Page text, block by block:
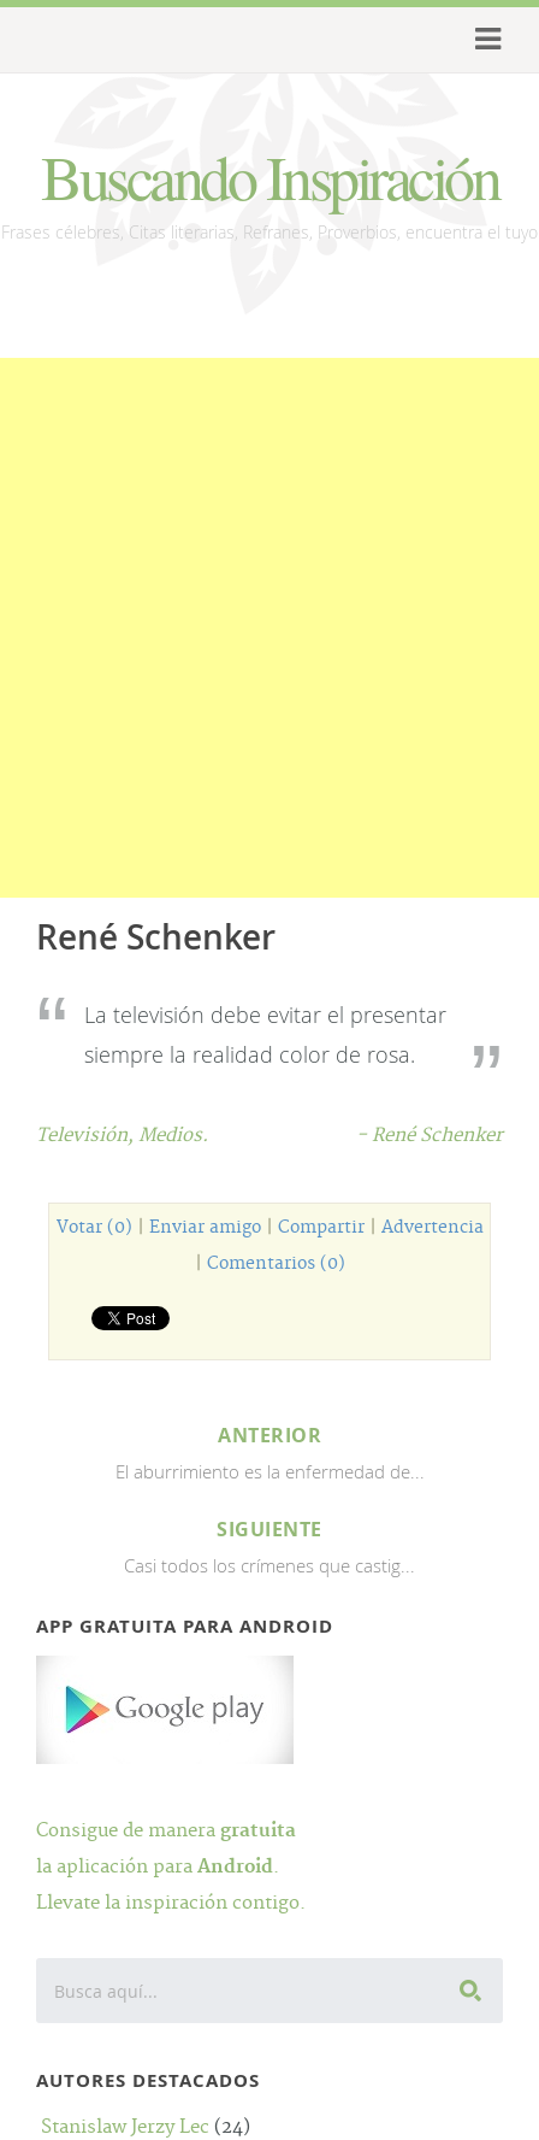
Buscando Inspiración
Frases célebres, Citas literarias, Refranes, Proverbios, encuentra el tuyo
René Schenker
La televisión debe evitar el presentar
siempre la realidad color de rosa.
Televisión, Medios. - René Schenker
Votar (0) Enviar amigo| Compartir| Advertencia
Comentarios (0)
ANTERIOR
El aburrimiento es la enfermedad de...
SIGUIENTE
Casi todos los crímenes que castig...
APP GRATUITA PARA ANDROID
Consigue de manera gratuita
la aplicación para Android.
Llevate la inspiración contigo.
AUTORES DESTACADOS
Stanislaw Jerzy Lec (24)